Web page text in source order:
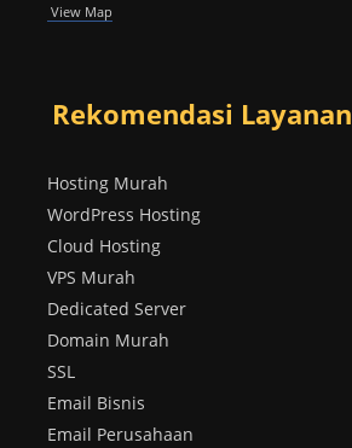
View Map
Rekomendasi Layanan
Hosting Murah
WordPress Hosting
Cloud Hosting
VPS Murah
Dedicated Server
Domain Murah
SSL
Email Bisnis
Email Perusahaan